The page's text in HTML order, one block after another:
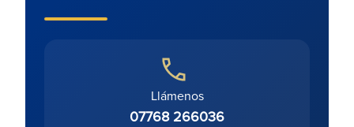
Llámenos
07768 266036